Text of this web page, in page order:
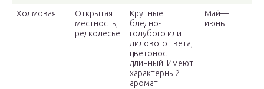
Холмовая
Открытая
местность,
редколесье
Крупные
бледно-
голубого или
лилового цвета,
цветонос
длинный. Имеют
характерный
аромат.
Май—
июнь